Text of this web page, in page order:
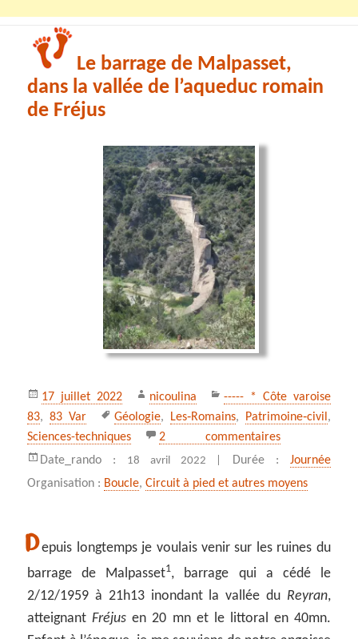
Le barrage de Malpasset,
dans la vallée de l’aqueduc romain
de Fréjus
Publié
le
17 juillet 2022 Auteur
nicoulina Catégories
----- * Côte varoise
83,83 Var
Mots-
clés
Géologie, Les‑Romains, Patrimoine‑civil ,
Sciences-techniques
2 commentairessur Le
Date_rando : 18 avril 2022 | Durée : Journée
Organisation : Boucle,Circuit à pied et autres moyens
Depuis longtemps je voulais venir sur les ruines du
barrage de Malpasset1, barrage qui a cédé le
2/12/1959 à 21h13 inondant la vallée du Reyran,
atteignantFréjus en 20 mn et le littoral en 40mn.